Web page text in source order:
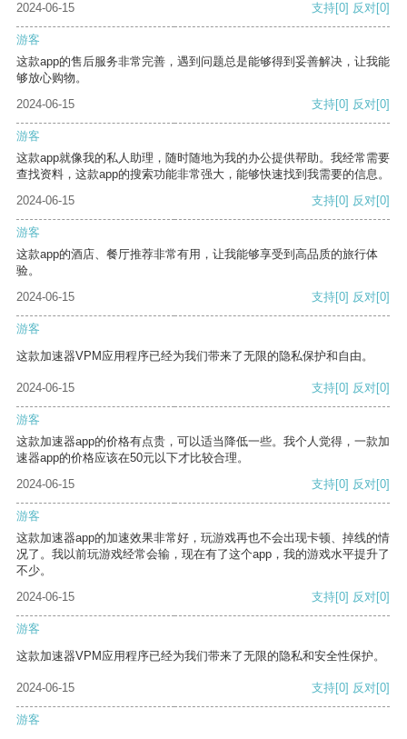
2024-06-15 支持[0] 反对[0]
游客
这款app的售后服务非常完善，遇到问题总是能够得到妥善解决，让我能
够放心购物。
2024-06-15
支持[0] 反对[0]
游客
这款app就像我的私人助理，随时随地为我的办公提供帮助。我经常需要
查找资料，这款app的搜索功能非常强大，能够快速找到我需要的信息。
2024-06-15
支持[0] 反对[0]
游客
这款app的酒店、餐厅推荐非常有用，让我能够享受到高品质的旅行体
验。
2024-06-15
支持[0] 反对[0]
游客
这款加速器VPM应用程序已经为我们带来了无限的隐私保护和自由。
2024-06-15 支持[0] 反对[0]
游客
这款加速器app的价格有点贵，可以适当降低一些。我个人觉得，一款加
速器app的价格应该在50元以下才比较合理。
2024-06-15
支持[0] 反对[0]
游客
这款加速器app的加速效果非常好，玩游戏再也不会出现卡顿、掉线的情
况了。我以前玩游戏经常会输，现在有了这个app，我的游戏水平提升了
不少。
2024-06-15
支持[0] 反对[0]
游客
这款加速器VPM应用程序已经为我们带来了无限的隐私和安全性保护。
2024-06-15 支持[0] 反对[0]
游客